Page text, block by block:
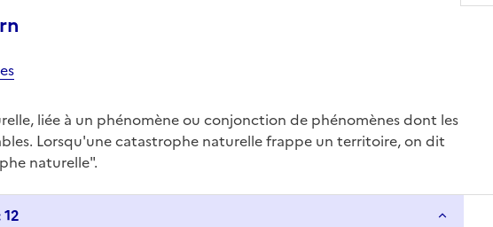
liée à un phénomène ou conjonction de phénomènes dont les
Lorsqu'une catastrophe naturelle frappe un territoire, on dit
naturelle".
Historique des catastrophes naturelles dans ma commune : 12